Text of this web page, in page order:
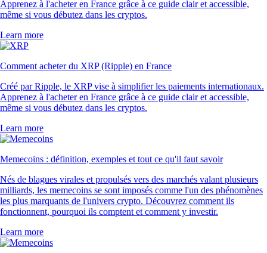
Apprenez à l'acheter en France grâce à ce guide clair et accessible,
même si vous débutez dans les cryptos.
Learn more
Comment acheter du XRP (Ripple) en France
Créé par Ripple, le XRP vise à simplifier les paiements internationaux.
Apprenez à l'acheter en France grâce à ce guide clair et accessible,
même si vous débutez dans les cryptos.
Learn more
Memecoins : définition, exemples et tout ce qu'il faut savoir
Nés de blagues virales et propulsés vers des marchés valant plusieurs
milliards, les memecoins se sont imposés comme l'un des phénomènes
les plus marquants de l'univers crypto. Découvrez comment ils
fonctionnent, pourquoi ils comptent et comment y investir.
Learn more